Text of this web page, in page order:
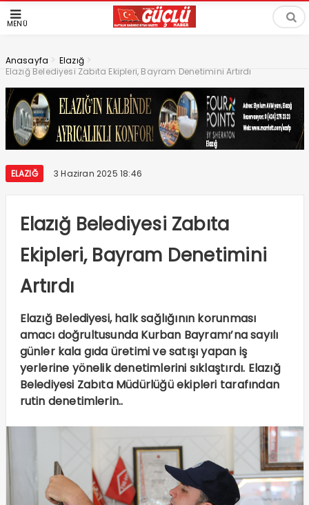
MENÜ
Anasayfa > Elazığ >
Elazığ Belediyesi Zabıta Ekipleri, Bayram Denetimini Artırdı
ELAZIĞ 3 Haziran 2025 18:46
Elazığ Belediyesi Zabıta
Ekipleri, Bayram Denetimini
Artırdı
Elazığ Belediyesi, halk sağlığının korunması
amacı doğrultusunda Kurban Bayramı’na sayılı
günler kala gıda üretimi ve satışı yapan iş
yerlerine yönelik denetimlerini sıklaştırdı. Elazığ
Belediyesi Zabıta Müdürlüğü ekipleri tarafından
rutin denetimlerin..